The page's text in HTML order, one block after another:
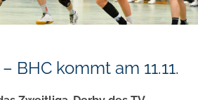
BHC kommt am 11.11.